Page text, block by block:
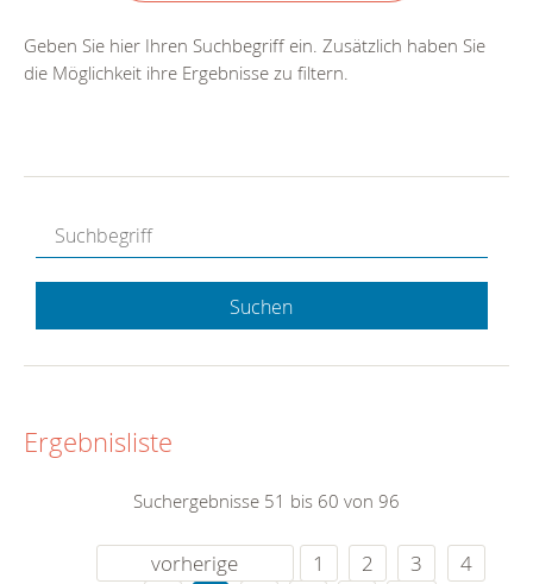
Geben Sie hier Ihren Suchbegriff ein. Zusätzlich haben Sie
die Möglichkeit ihre Ergebnisse zu filtern.
Suchen
Ergebnisliste
Suchergebnisse 51 bis 60 von 96
vorherige 1 2 3
4